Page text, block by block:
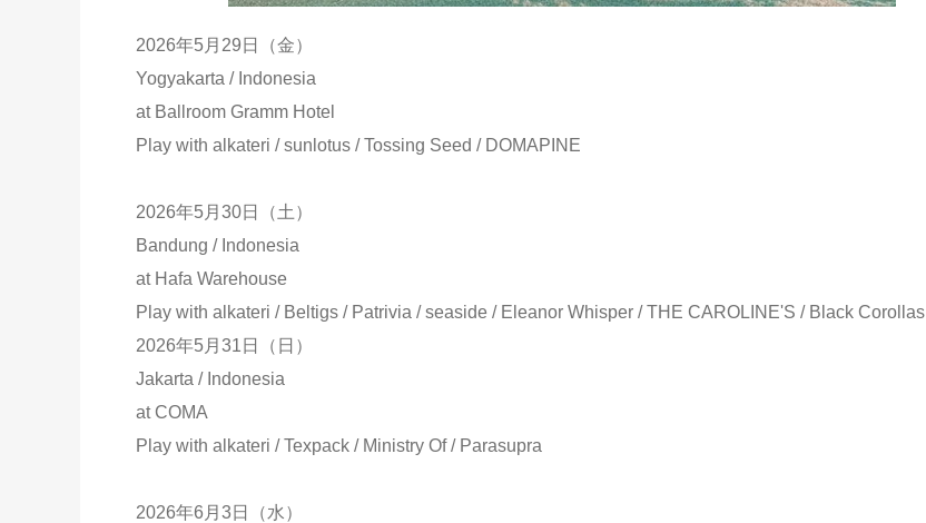
2026年5月29日（金）
Yogyakarta / Indonesia
at Ballroom Gramm Hotel
Play with alkateri / sunlotus / Tossing Seed / DOMAPINE
2026年5月30日（土）
Bandung / Indonesia
at Hafa Warehouse
Play with alkateri / Beltigs / Patrivia / seaside / Eleanor Whisper / THE CAROLINE'S / Black Corollas
2026年5月31日（日）
Jakarta / Indonesia
at COMA
Play with alkateri / Texpack / Ministry Of / Parasupra
2026年6月3日（水）